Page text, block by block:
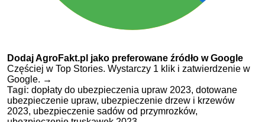
Dodaj AgroFakt.pl jako preferowane źródło w Google
Częściej w Top Stories. Wystarczy 1 klik i zatwierdzenie w
Google. →
Tagi: dopłaty do ubezpieczenia upraw 2023, dotowane
ubezpieczenie upraw, ubezpieczenie drzew i krzewów
2023, ubezpieczenie sadów od przymrozków,